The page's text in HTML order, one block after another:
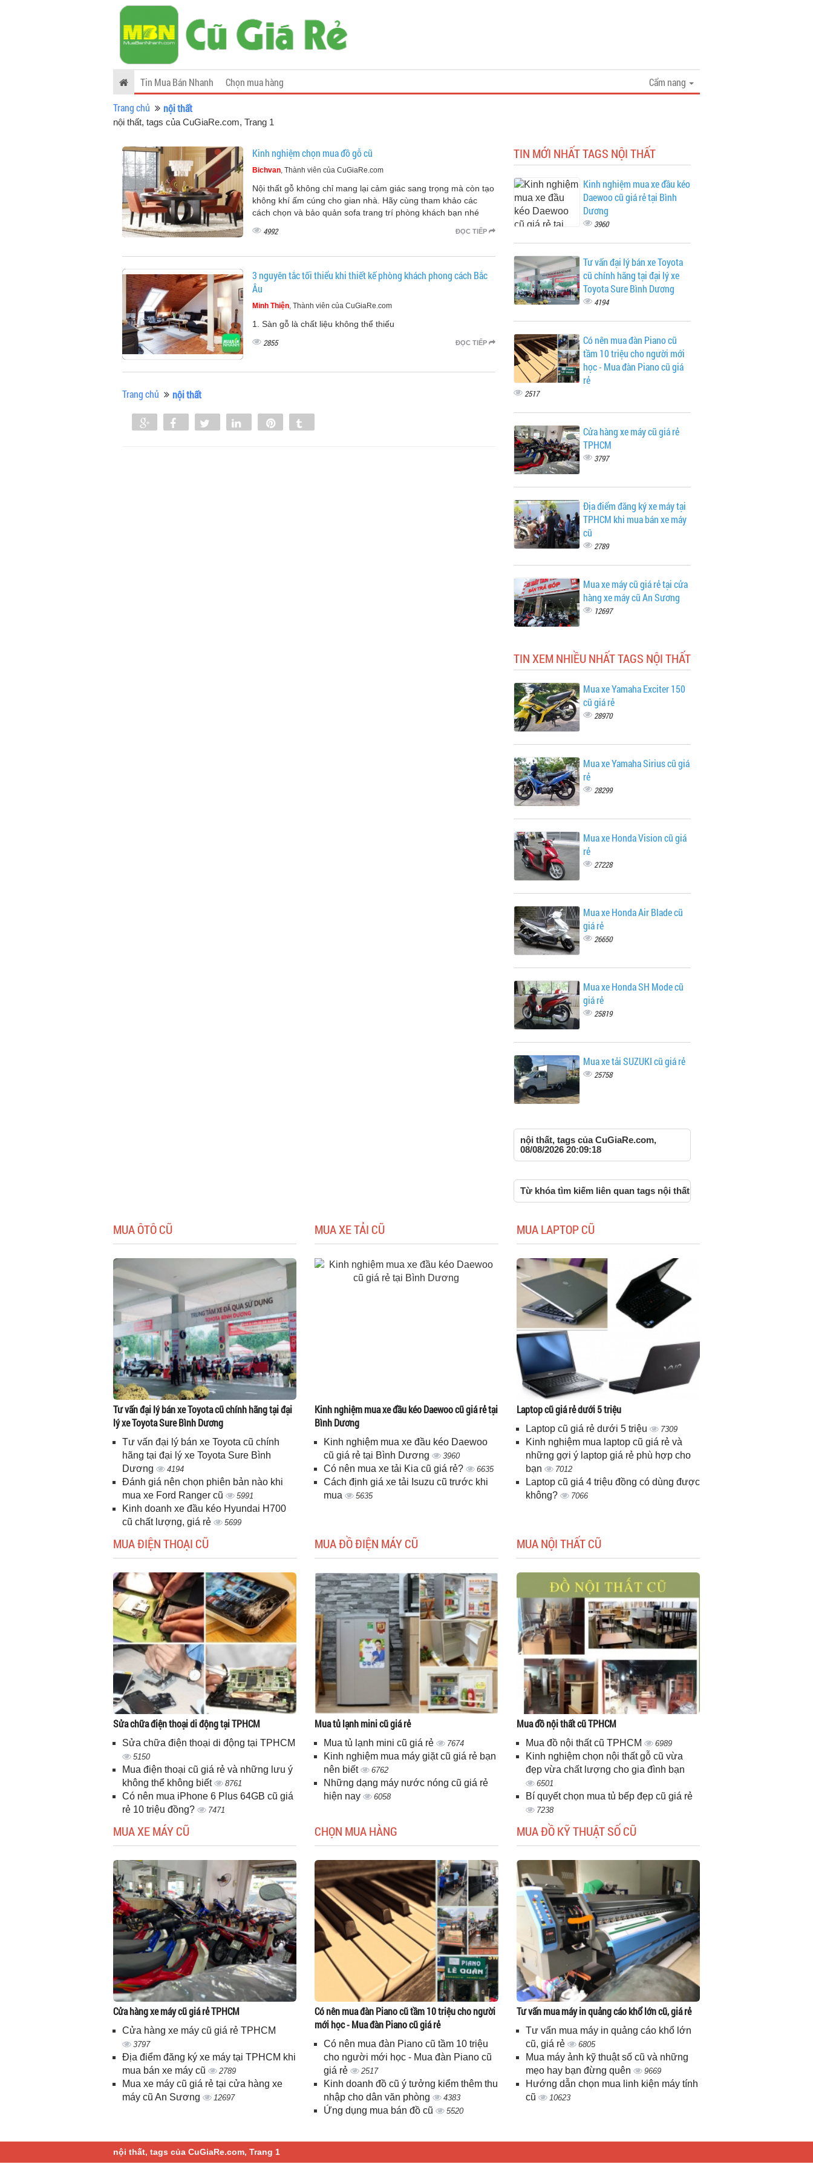
Cẩm nang
Tin Mua Bán Nhanh
Chọn mua hàng
Trang chủ
nội thất
nội thất, tags của CuGiaRe.com, Trang 1
Kinh nghiệm chọn mua đồ gỗ cũ
Bichvan, Thành viên của CuGiaRe.com
Nội thất gỗ không chỉ mang lại cảm giác sang trọng mà còn tạo
không khí ấm cúng cho gian nhà. Hãy cùng tham khảo các
cách chọn và bảo quản sofa trang trí phòng khách bạn nhé
ĐỌC TIẾP
4992
3 nguyên tắc tối thiểu khi thiết kế phòng khách phong cách Bắc
Âu
Minh Thiện, Thành viên của CuGiaRe.com
1. Sàn gỗ là chất liệu không thể thiếu
ĐỌC TIẾP
2855
Trang chủ nội thất
Share Share Tweet Share
TIN MỚI NHẤT TAGS NỘI THẤT
Kinh nghiệm mua xe đầu kéo
Daewoo cũ giá rẻ tại Bình
Dương
3960
Tư vấn đại lý bán xe Toyota
cũ chính hãng tại đại lý xe
Toyota Sure Bình Dương
4194
Có nên mua đàn Piano cũ
tầm 10 triệu cho người mới
học - Mua đàn Piano cũ giá
rẻ
2517
Cửa hàng xe máy cũ giá rẻ
TPHCM
3797
Địa điểm đăng ký xe máy tại
TPHCM khi mua bán xe máy
cũ
2789
Mua xe máy cũ giá rẻ tại cửa
hàng xe máy cũ An Sương
12697
TIN XEM NHIỀU NHẤT TAGS NỘI THẤT
Mua xe Yamaha Exciter 150
cũ giá rẻ
28970
Mua xe Yamaha Sirius cũ giá
rẻ
28299
Mua xe Honda Vision cũ giá
rẻ
27228
Mua xe Honda Air Blade cũ
giá rẻ
26650
Mua xe Honda SH Mode cũ
giá rẻ
25819
Mua xe tải SUZUKI cũ giá rẻ
25758
nội thất, tags của CuGiaRe.com,
08/08/2026 20:09:18
Từ khóa tìm kiếm liên quan tags nội thất
MUA ÔTÔ CŨ
Tư vấn đại lý bán xe Toyota cũ chính hãng tại đại
lý xe Toyota Sure Bình Dương
Tư vấn đại lý bán xe Toyota cũ chính
hãng tại đại lý xe Toyota Sure Bình
Dương
4194
Đánh giá nên chọn phiên bản nào khi
mua xe Ford Ranger cũ
5991
Kinh doanh xe đầu kéo Hyundai H700
cũ chất lượng, giá rẻ
5699
MUA XE TẢI CŨ
Kinh nghiệm mua xe đầu kéo Daewoo cũ giá rẻ tại
Bình Dương
Kinh nghiệm mua xe đầu kéo Daewoo
cũ giá rẻ tại Bình Dương
3960
Có nên mua xe tải Kia cũ giá rẻ? 6635
Cách định giá xe tải Isuzu cũ trước khi
mua
5635
MUA LAPTOP CŨ
Laptop cũ giá rẻ dưới 5 triệu
Laptop cũ giá rẻ dưới 5 triệu 7309
Kinh nghiệm mua laptop cũ giá rẻ và
những gợi ý laptop giá rẻ phù hợp cho
bạn
7012
Laptop cũ giá 4 triệu đồng có dùng được
không?
7066
MUA ĐIỆN THOẠI CŨ
Sửa chữa điện thoại di động tại TPHCM
Sửa chữa điện thoại di động tại TPHCM
5150
Mua điện thoại cũ giá rẻ và những lưu ý
không thể không biết
8761
Có nên mua iPhone 6 Plus 64GB cũ giá
rẻ 10 triệu đồng?
7471
MUA ĐỒ ĐIỆN MÁY CŨ
Mua tủ lạnh mini cũ giá rẻ
Mua tủ lạnh mini cũ giá rẻ 7674
Kinh nghiệm mua máy giặt cũ giá rẻ bạn
nên biết
6762
Những dạng máy nước nóng cũ giá rẻ
hiện nay
6058
MUA NỘI THẤT CŨ
Mua đồ nội thất cũ TPHCM
Mua đồ nội thất cũ TPHCM 6989
Kinh nghiệm chọn nội thất gỗ cũ vừa
đẹp vừa chất lượng cho gia đình bạn
6501
Bí quyết chọn mua tủ bếp đẹp cũ giá rẻ
7238
MUA XE MÁY CŨ
Cửa hàng xe máy cũ giá rẻ TPHCM
Cửa hàng xe máy cũ giá rẻ TPHCM
3797
Địa điểm đăng ký xe máy tại TPHCM khi
mua bán xe máy cũ
2789
Mua xe máy cũ giá rẻ tại cửa hàng xe
máy cũ An Sương
12697
CHỌN MUA HÀNG
Có nên mua đàn Piano cũ tầm 10 triệu cho người
mới học - Mua đàn Piano cũ giá rẻ
Có nên mua đàn Piano cũ tầm 10 triệu
cho người mới học - Mua đàn Piano cũ
giá rẻ
2517
Kinh doanh đồ cũ ý tưởng kiểm thêm thu
nhập cho dân văn phòng
4383
Ứng dụng mua bán đồ cũ 5520
MUA ĐỒ KỸ THUẬT SỐ CŨ
Tư vấn mua máy in quảng cáo khổ lớn cũ, giá rẻ
Tư vấn mua máy in quảng cáo khổ lớn
cũ, giá rẻ
6805
Mua máy ảnh kỹ thuật số cũ và những
mẹo hay bạn đừng quên
9669
Hướng dẫn chọn mua linh kiện máy tính
cũ
10623
nội thất, tags của CuGiaRe.com, Trang 1